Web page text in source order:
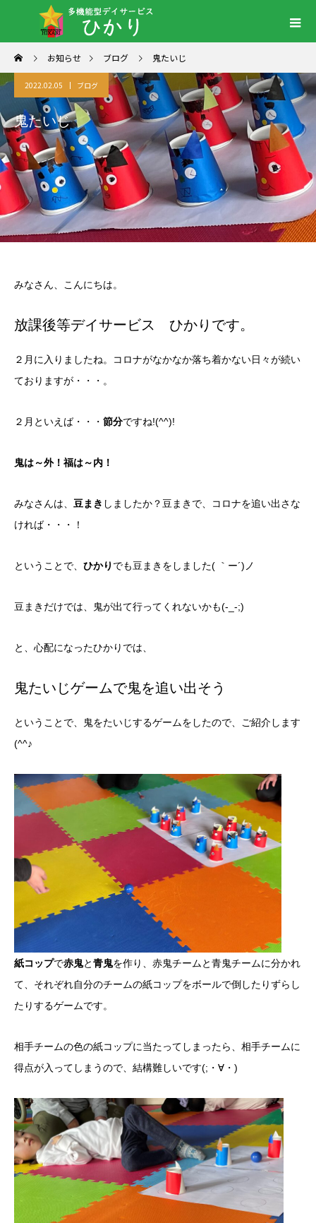
お知らせ ブログ 鬼たいじ
2022.02.05 ブログ
鬼たいじ
みなさん、こんにちは。
放課後等デイサービス ひかりです。
２月に入りましたね。コロナがなかなか落ち着かない日々が続い
ておりますが・・・。
２月といえば・・・ 節分ですね!(^^)!
鬼は～外！福は～内！
みなさんは、 豆まき しましたか？豆まきで、コロナを追い出さな
ければ・・・！
ということで、 ひかり でも豆まきをしました( ｀ー´)ノ
豆まきだけでは、鬼が出て行ってくれないかも(-_-;)
と、心配になったひかりでは、
鬼たいじゲームで鬼を追い出そう
ということで、鬼をたいじするゲームをしたので、ご紹介します
(^^♪
紙コップで赤鬼と青鬼を作り、赤鬼チームと青鬼チームに分かれ
て、それぞれ自分のチームの紙コップをボールで倒したりずらし
たりするゲームです。
相手チームの色の紙コップに当たってしまったら、相手チームに
得点が入ってしまうので、結構難しいです(;・∀・)